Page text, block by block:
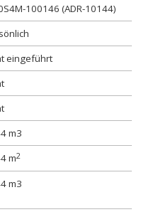
100146 (ADR-10144)
eingeführt
m3
m2
m3